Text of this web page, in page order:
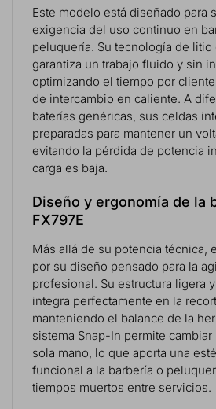
Este modelo está diseñado para
exigencia del uso continuo en
peluquería. Su tecnología de litio
garantiza un trabajo fluido y sin
optimizando el tiempo por
de intercambio en caliente. A
baterías genéricas, sus celdas
preparadas para mantener un
evitando la pérdida de potencia
carga es baja.
Diseño y ergonomía de la
FX797E
Más allá de su potencia técnica,
por su diseño pensado para la
profesional. Su estructura ligera
integra perfectamente en la
manteniendo el balance de la
sistema Snap-In permite cambiar
sola mano, lo que aporta una
funcional a la barbería o
tiempos muertos entre servicios.